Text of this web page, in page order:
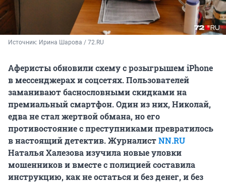
Источник: Ирина Шарова / 72.RU
Аферисты обновили схему с розыгрышем iPhone
в мессенджерах и соцсетях. Пользователей
заманивают баснословными скидками на
премиальный смартфон. Один из них, Николай,
едва не стал жертвой обмана, но его
противостояние с преступниками превратилось
в настоящий детектив. ЖурналистNN.RU
Наталья Халезова изучила новые уловки
мошенников и вместе с полицией составила
инструкцию, как не остаться и без денег, и без